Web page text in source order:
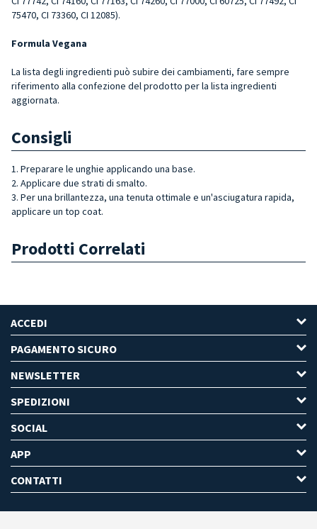
75470, CI 73360, CI 12085).
Formula Vegana
La lista degli ingredienti può subire dei cambiamenti, fare sempre
riferimento alla confezione del prodotto per la lista ingredienti
aggiornata.
Consigli
1. Preparare le unghie applicando una base.
2. Applicare due strati di smalto.
3. Per una brillantezza, una tenuta ottimale e un'asciugatura rapida,
applicare un top coat.
Prodotti Correlati
ACCEDI
PAGAMENTO SICURO
NEWSLETTER
SPEDIZIONI
SOCIAL
APP
CONTATTI